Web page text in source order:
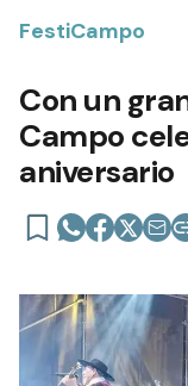
FestiCampo
Con un
Campo
aniversario